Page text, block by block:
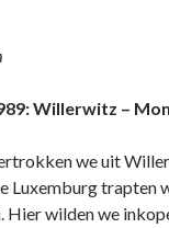
Willerwitz –
we uit
Luxemburg trapten
Hier wilden we